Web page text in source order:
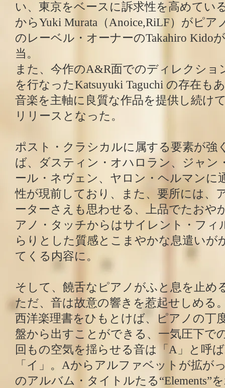
い、東京をベースに訴求性を高めてい
からYuki Murata（Anoice,RiLF）がピ
のレーベル・オーナーのTakahiro Kido
当。
また、今作のA&R面でのディレクショ
を行なったKatsuyuki Taguchi の存在も
音楽を主軸に良質な作品を提供し続け
リリースとなった。
ポスト・クラシカルに属する要素が強
ば、ダスティン・オハロラン、ジャン
ール・ネヴェン、ヤロン・ヘルマンに
性が現前しており、また、要所には、
ーターさえも思わせる、上品でたおや
アノ・タッチからはサイレント・フィ
らりとした質感とこまやかな息遣いが
てくる内容に。
そして、饒舌なピアノがふと息を止め
ただ、音は故意の響きを惹起せしめる
西洋楽理書をひもとけば、ピアノの丁
盤から出すことができる、一気圧下で
回もの空気を揺らせる音は「A」と呼
「イ」。Aからアルファベットが拡が
のアルバム・タイトルたる“Elements”